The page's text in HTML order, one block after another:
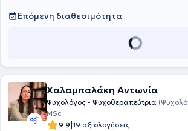
Επόμενη διαθεσιμότητα
Χαλαμπαλάκη Αντωνία
Ψυχολόγος - Ψυχοθεραπεύτρια
MSc
9.9|19 αξιολογήσεις